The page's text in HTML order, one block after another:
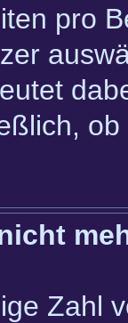
pro
Zahl